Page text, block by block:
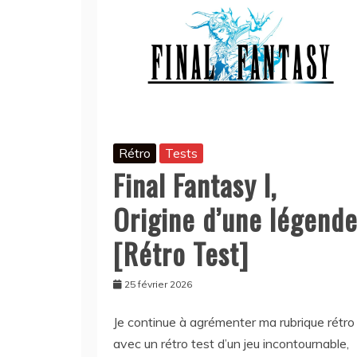
Rétro Tests
Final Fantasy I,
Origine d’une légende
[Rétro Test]
25 février 2026
Je continue à agrémenter ma rubrique rétro
avec un rétro test d’un jeu incontournable,